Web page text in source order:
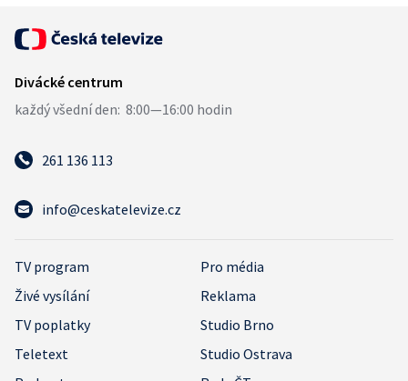
261 136 113
info@ceskatelevize.cz
TV program
Pro média
Živé vysílání
Reklama
TV poplatky
Studio Brno
Teletext
Studio Ostrava